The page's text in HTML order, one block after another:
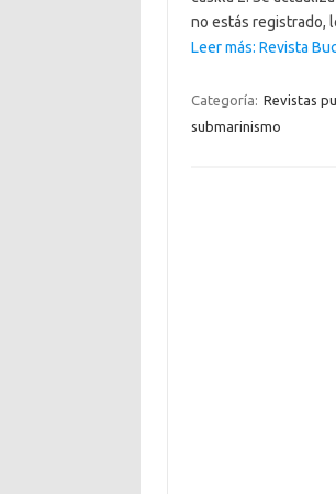
no estás registrado,
Leer más: Revista
Categoría: Revistas
submarinismo